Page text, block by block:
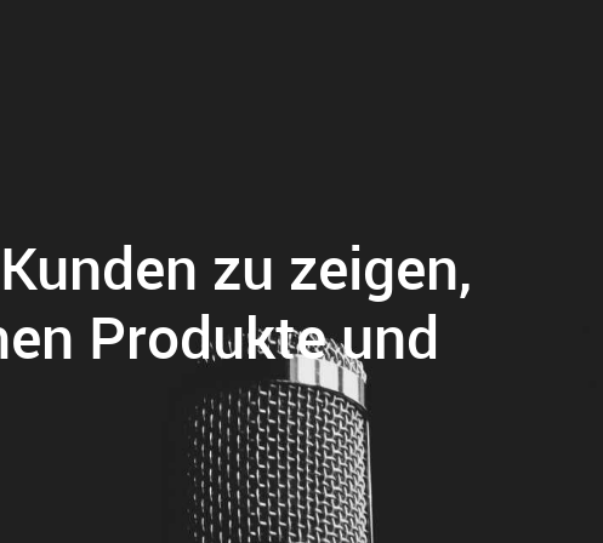
zu zeigen,
Produkte und